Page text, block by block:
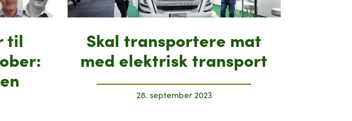
til
Skal transportere mat
med elektrisk transport
28. september 2023